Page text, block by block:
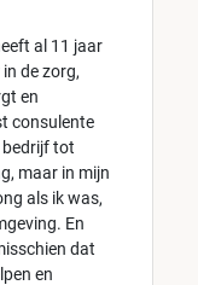
al 11 jaar
de zorg,
en
consulente
bedrijf tot
maar in mijn
als ik was,
En
dat
en